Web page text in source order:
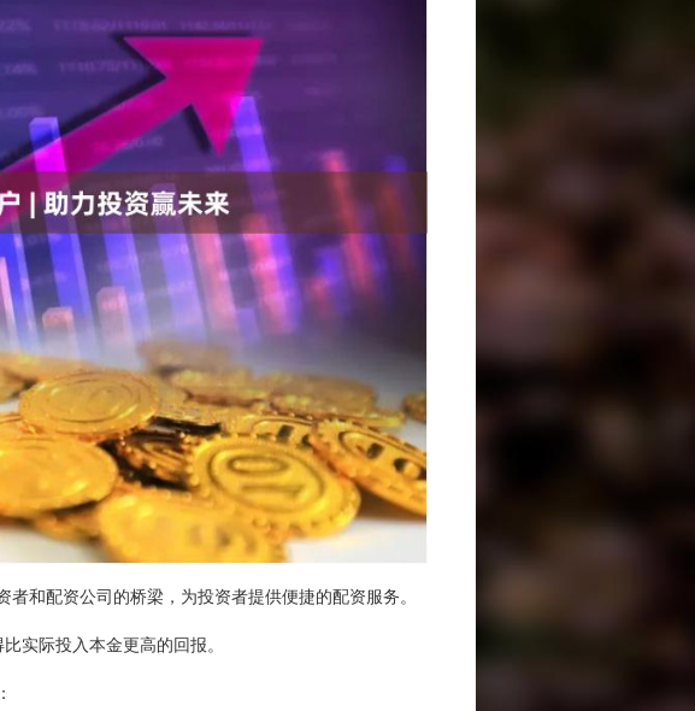
和配资公司的桥梁，为投资者提供便捷的配资服务。
实际投入本金更高的回报。